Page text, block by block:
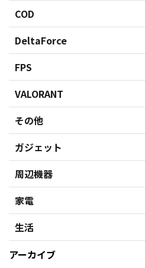
COD
DeltaForce
FPS
VALORANT
その他
ガジェット
周辺機器
家電
生活
アーカイブ